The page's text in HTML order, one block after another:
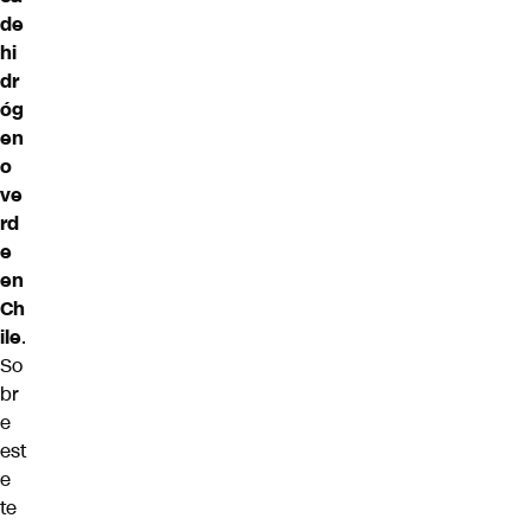
de
hi
dr
óg
en
o
ve
rd
e
en
Ch
ile.
So
br
e
est
e
te